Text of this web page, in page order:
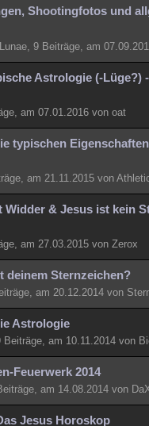
Shootingfotos und
9 Beiträge, am
Astrologie (-Lüge?)
am 07.01.2016 von oat
typischen
am 21.11.2015 von
Widder & Jesus ist kein
am 27.03.2015 von Zerox
deinem Sternzeichen?
am 20.12.2014 von
Astrologie
am 10.11.2014 von
Feuerwerk 2014
am 14.08.2014 von
Jesus Horoskop